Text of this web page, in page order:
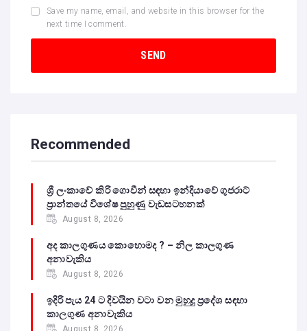
Save my name, email, and website in this browser for the
next time I comment.
Recommended
ශ්‍රී ලංකාවේ කිරි ගොවීන් සඳහා ඉන්දියාවේ ගුජරාට්
ප්‍රාන්තයේ විශේෂ පුහුණු වැඩසටහනක්
August 8, 2026
අද කාලගුණය කොහොමද ? – නිල කාලගුණ
අනාවැකිය
August 8, 2026
ඉදිරි පැය 24 ට දිවයින වටා වන මුහුදු ප්‍රදේශ සඳහා
කාලගුණ අනාවැකිය
August 8, 2026